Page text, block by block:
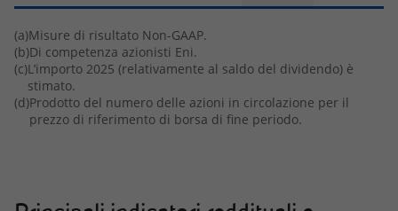
(a)Misure di risultato Non-GAAP.
(b)Di competenza azionisti Eni.
(c)L’importo 2025 (relativamente al saldo del dividendo) è
stimato.
(d)Prodotto del numero delle azioni in circolazione per il
prezzo di riferimento di borsa di fine periodo.